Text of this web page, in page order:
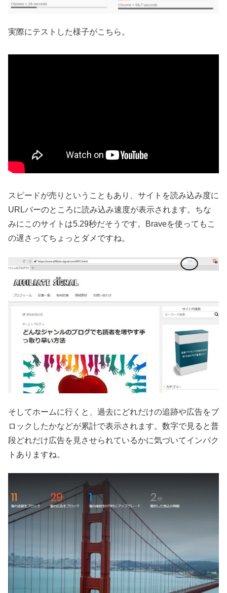
実際にテストした様子がこちら。
スピードが売りということもあり、サイトを読み込み度に
URLバーのところに読み込み速度が表示されます。ちな
みにこのサイトは5.29秒だそうです。Braveを使ってもこ
の遅さってちょっとダメですね。
そしてホームに行くと、過去にどれだけの追跡や広告をブ
ロックしたかなどが累計で表示されます。数字で見ると普
段どれだけ広告を見させられているかに気づいてインパク
トありますね。